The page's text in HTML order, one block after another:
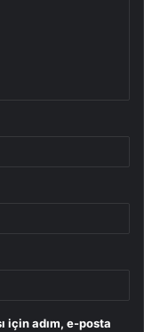
için adım, e-posta